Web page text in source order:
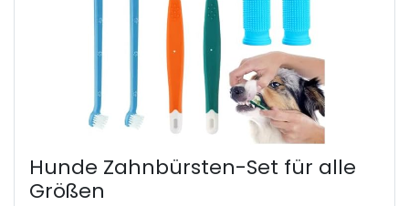
Hunde Zahnbürsten-Set für alle
Größen